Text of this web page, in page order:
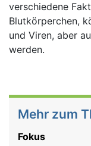
Ratgeber
Rubriken
verschiedene
Blutkörperchen,
und Viren, aber
werden.
Mehr zum
Fokus